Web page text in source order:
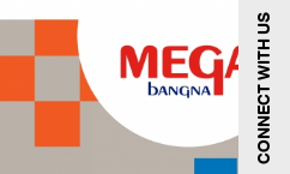
CONNECT WITH US